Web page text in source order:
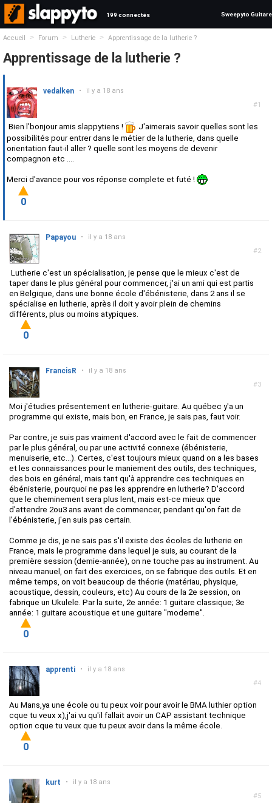
199 connectés Sweepyto Guitare
Accueil > Forum > Lutherie > Apprentissage de la lutherie ?
Apprentissage de la lutherie ?
#1
vedalken • il y a 18 ans
Bien l'bonjour amis slappytiens !
J'aimerais savoir quelles sont les
possibilités pour entrer dans le métier de la lutherie, dans quelle
orientation faut-il aller ? quelle sont les moyens de devenir
compagnon etc ....
Merci d'avance pour vos réponse complete et futé !
0
#2
Papayou • il y a 18 ans
Lutherie c'est un spécialisation, je pense que le mieux c'est de
taper dans le plus général pour commencer, j'ai un ami qui est partis
en Belgique, dans une bonne école d'ébénisterie, dans 2 ans il se
spécialise en lutherie, après il doit y avoir plein de chemins
différents, plus ou moins atypiques.
0
#3
FrancisR • il y a 18 ans
Moi j'étudies présentement en lutherie-guitare. Au québec y'a un
programme qui existe, mais bon, en France, je sais pas, faut voir.
Par contre, je suis pas vraiment d'accord avec le fait de commencer
par le plus général, ou par une activité connexe (ébénisterie,
menuiserie, etc...). Certes, c'est toujours mieux quand on a les bases
et les connaissances pour le maniement des outils, des techniques,
des bois en général, mais tant qu'à apprendre ces techniques en
ébénisterie, pourquoi ne pas les apprendre en lutherie? D'accord
que le cheminement sera plus lent, mais est-ce mieux que
d'attendre 2ou3 ans avant de commencer, pendant qu'on fait de
l'ébénisterie, j'en suis pas certain.
Comme je dis, je ne sais pas s'il existe des écoles de lutherie en
France, mais le programme dans lequel je suis, au courant de la
première session (demie-année), on ne touche pas au instrument. Au
niveau manuel, on fait des exercices, on se fabrique des outils. Et en
même temps, on voit beaucoup de théorie (matériau, physique,
acoustique, dessin, couleurs, etc) Au cours de la 2e session, on
fabrique un Ukulele. Par la suite, 2e année: 1 guitare classique; 3e
année: 1 guitare acoustique et une guitare "moderne".
0
#4
apprenti • il y a 18 ans
Au Mans,ya une école ou tu peux voir pour avoir le BMA luthier option
cque tu veux x),j'ai vu qu'il fallait avoir un CAP assistant technique
option cque tu veux que tu peux avoir dans la même école.
0
#5
kurt • il y a 18 ans